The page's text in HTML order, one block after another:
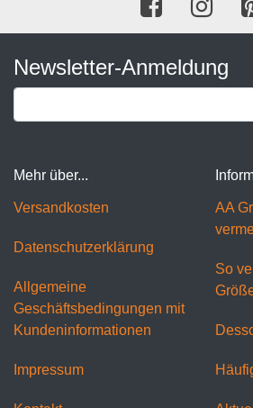
Newsletter-Anmeldung
Mehr über...
Versandkosten
Datenschutzerklärung
Allgemeine
Geschäftsbedingungen mit
Kundeninformationen
Impressum
AA
So